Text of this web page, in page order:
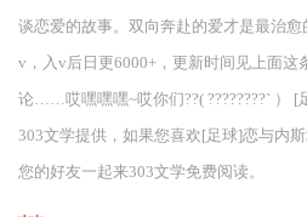
谈恋爱的故事。双向奔赴的爱才是最治
v，入v后日更6000+，更新时间见上面这
论……哎嘿嘿嘿~哎你们??( ????????` ）
303文学提供，如果您喜欢[足球]恋与内
您的好友一起来303文学免费阅读。